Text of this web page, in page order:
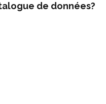
de données?